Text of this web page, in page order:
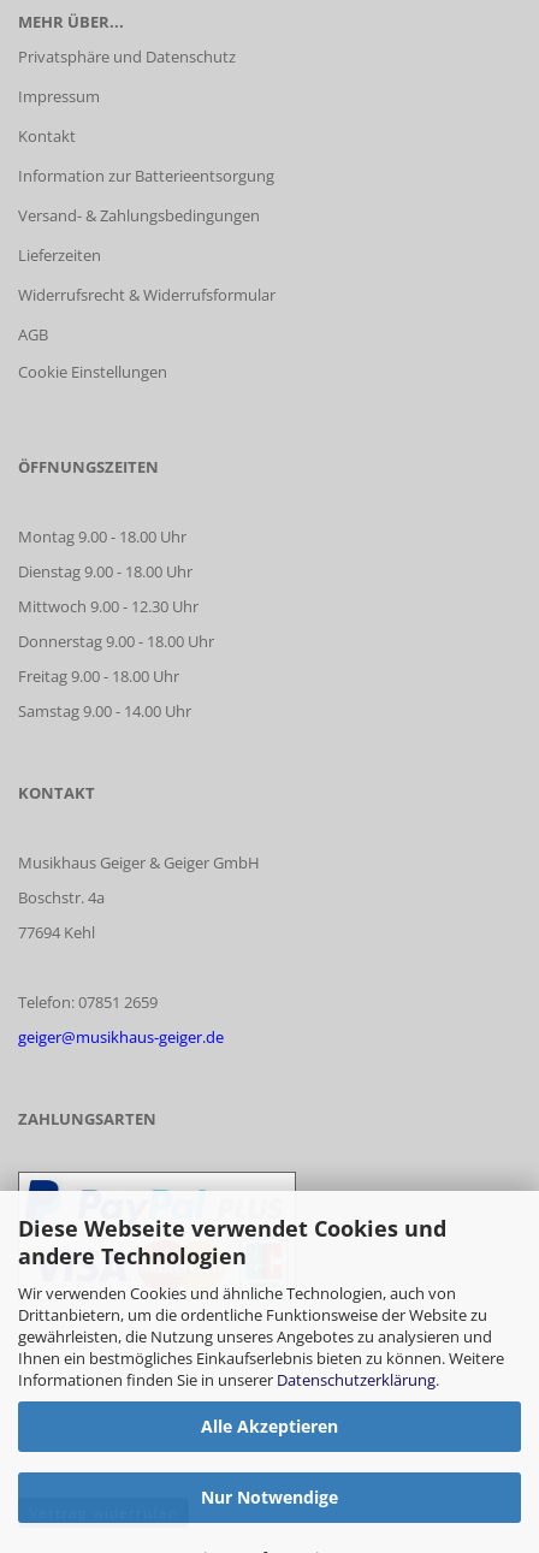
Diese Webseite verwendet Cookies und
andere Technologien
Wir verwenden Cookies und ähnliche Technologien, auch von
Drittanbietern, um die ordentliche Funktionsweise der Website zu
gewährleisten, die Nutzung unseres Angebotes zu analysieren und
Ihnen ein bestmögliches Einkaufserlebnis bieten zu können. Weitere
Informationen finden Sie in unserer Datenschutzerklärung.
Alle Akzeptieren
Nur Notwendige
MEHR ÜBER...
Privatsphäre und Datenschutz
Impressum
Kontakt
Information zur Batterieentsorgung
Versand- & Zahlungsbedingungen
Lieferzeiten
Widerrufsrecht & Widerrufsformular
AGB
Cookie Einstellungen
ÖFFNUNGSZEITEN
Montag 9.00 - 18.00 Uhr
Dienstag 9.00 - 18.00 Uhr
Mittwoch 9.00 - 12.30 Uhr
Donnerstag 9.00 - 18.00 Uhr
Freitag 9.00 - 18.00 Uhr
Samstag 9.00 - 14.00 Uhr
KONTAKT
Musikhaus Geiger & Geiger GmbH
Boschstr. 4a
77694 Kehl
Telefon: 07851 2659
geiger@musikhaus-geiger.de
ZAHLUNGSARTEN
- Vorkasse/Überweisung
- Barzahlung bei Abholung